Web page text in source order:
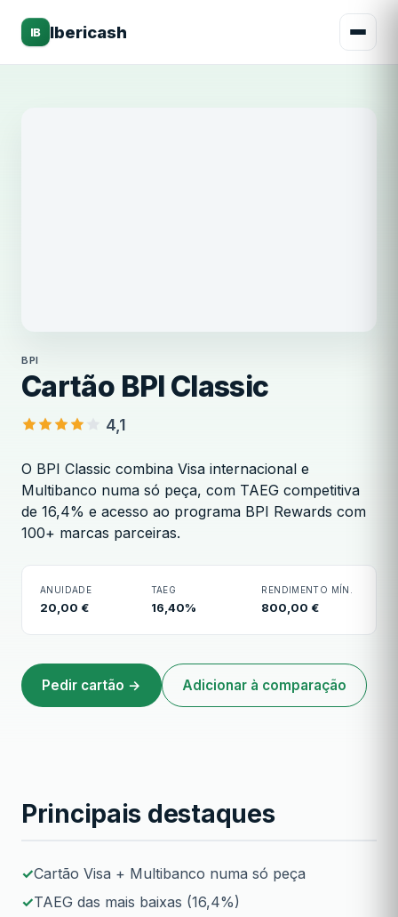
IB Ibericash
BPI
Cartão BPI Classic
4,1
O BPI Classic combina Visa internacional e
Multibanco numa só peça, com TAEG competitiva
de 16,4% e acesso ao programa BPI Rewards com
100+ marcas parceiras.
ANUIDADE
20,00 €
TAEG
16,40%
RENDIMENTO MÍN.
800,00 €
Pedir cartão → Adicionar à comparação
Principais destaques
Cartão Visa + Multibanco numa só peça
TAEG das mais baixas (16,4%)